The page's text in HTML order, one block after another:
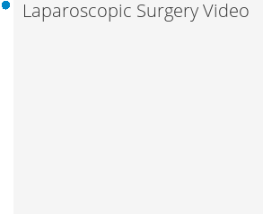
Laparoscopic Surgery Video